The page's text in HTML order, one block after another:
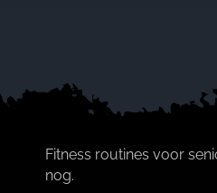
Fitness routines voor
nog.​